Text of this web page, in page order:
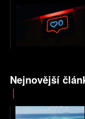
Nejnovější